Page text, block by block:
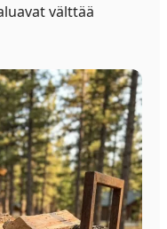
välttää